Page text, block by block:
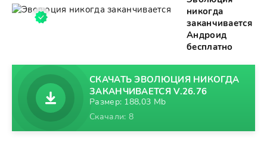
никогда
заканчивается
Андроид
бесплатно
СКАЧАТЬ ЭВОЛЮЦИЯ НИКОГДА
ЗАКАНЧИВАЕТСЯ V.26.76
Размер: 188,03 Mb
Скачали: 8